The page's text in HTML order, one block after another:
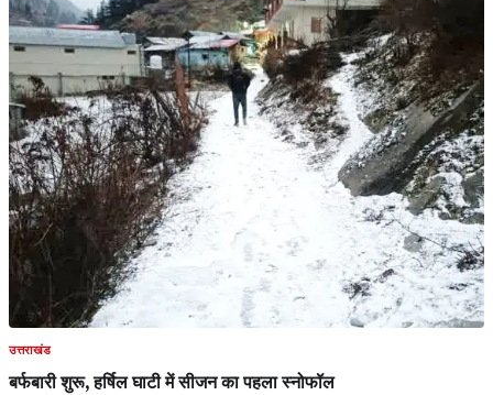
उत्तराखंड
बर्फबारी शुरू, हर्षिल घाटी में सीजन का पहला स्नोफॉल